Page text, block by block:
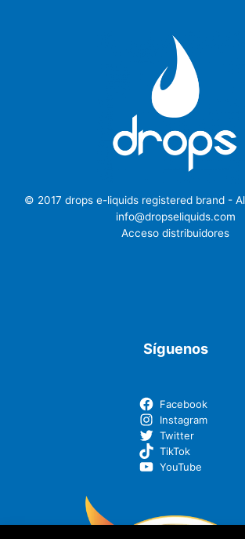
© 2017 drops e-liquids registered brand -
info@dropseliquids.com
Acceso distribuidores
Síguenos
Facebook
Instagram
Twitter
TikTok
YouTube